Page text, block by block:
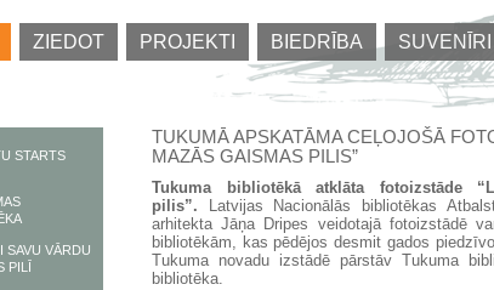
ZIEDOT PROJEKTI BIEDRĪBA SUVENĪRI
STARTS
SAVU VĀRDU
PILĪ
TUKUMĀ APSKATĀMA CEĻOJOŠĀ
MAZĀS GAISMAS PILIS”
Tukuma bibliotēkā atklāta fotoizstāde
pilis”. Latvijas Nacionālās bibliotēkas
arhitekta Jāņa Dripes veidotajā fotoizstādē
bibliotēkām, kas pēdējos desmit gados
Tukuma novadu izstādē pārstāv Tukuma
bibliotēka.